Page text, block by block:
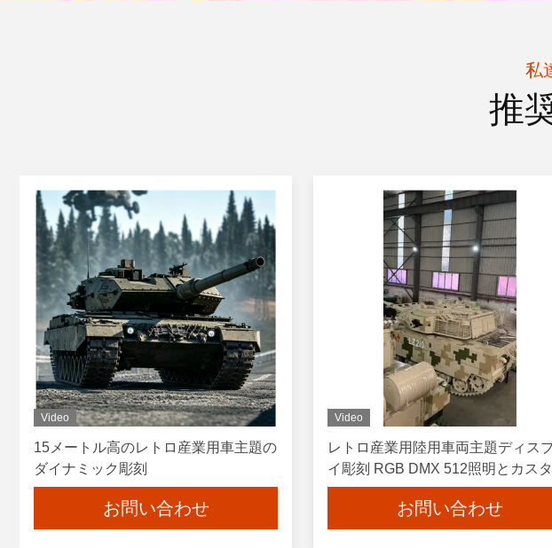
私
推
Video
15メートル高のレトロ産業用車主題の
ダイナミック彫刻
お問い合わせ
Video
レトロ産業用陸用車両主題ディス
イ彫刻 RGB DMX 512照明とカス
イズされた色で,磨いた鏡表面
お問い合わせ